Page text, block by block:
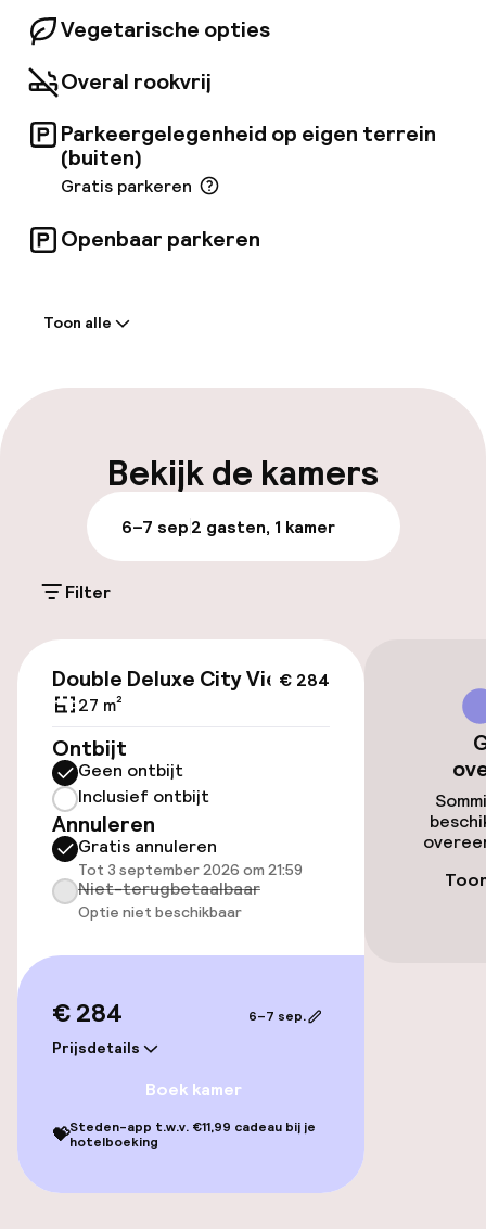
Vegetarische opties
Overal rookvrij
Parkeergelegenheid op eigen terrein
(buiten)
Gratis parkeren
Openbaar parkeren
Laat uitchecken mogelijk
Bagageruimte
Parkeren & mobiliteit
(buiten)
Gratis parkeren
Openbaar parkeren
Luchthavenshuttle
Transferservice
Toegankelijkheid
Overal rolstoeltoegankelijk
Lift
geoptimaliseerde kamers beschikbaar
Toon alle
Bekijk de kamers
6–7 sep2 gasten, 1 kamer
Filter
€ 284
Double Deluxe City View
27 m²
Ontbijt
Geen ontbijt
Inclusief ontbijt
Annuleren
Gratis annuleren
Tot 3 september 2026 om 21:59
Niet-terugbetaalbaar
Optie niet beschikbaar
€ 284
Prijsdetails
6–7 sep.
Boek kamer
💝Steden-app t.w.v. €11,99 cadeau bij je
hotelboeking